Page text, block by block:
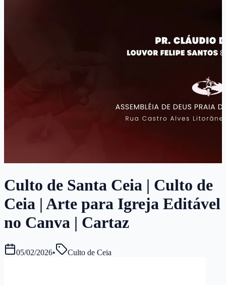
Culto de Santa Ceia | Culto de
Ceia | Arte para Igreja Editável
no Canva | Cartaz
05/02/2026• Culto de Ceia